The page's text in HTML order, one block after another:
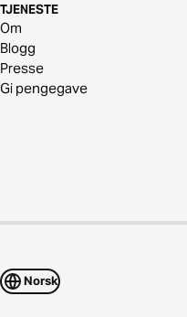
TJENESTE
Om
Blogg
Presse
Gi pengegave
Norsk